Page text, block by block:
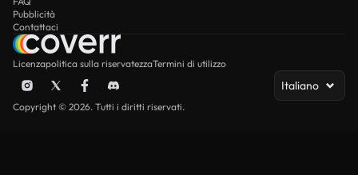
Pubblicità
Contattaci
Licenzapolitica sulla riservatezzaTermini di utilizzo
Italiano
Copyright © 2026. Tutti i diritti riservati.